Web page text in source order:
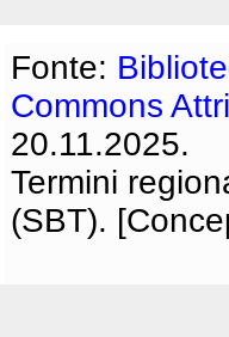
Fonte:
Commons
20.11.2025.
Termini
(SBT).